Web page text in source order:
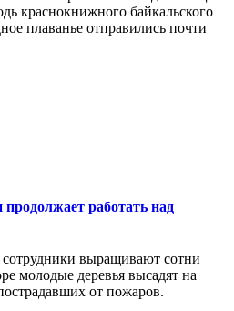
краснокнижного байкальского
плаванье отправились почти
работать над
выращивают сотни
молодые деревья высадят на
от пожаров.